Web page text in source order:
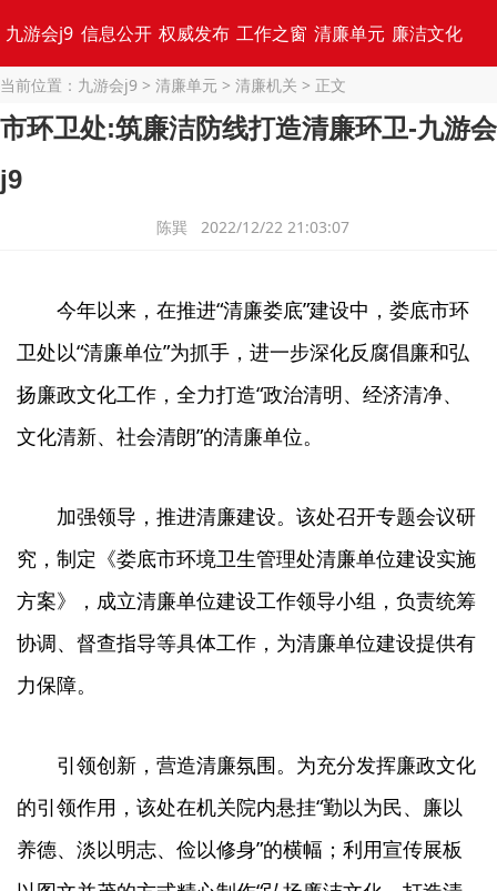
九游会j9 信息公开 权威发布 工作之窗 清廉单元 廉洁文化
专题集锦
当前位置： 九游会j9 > 清廉单元 > 清廉机关 > 正文
市环卫处:筑廉洁防线打造清廉环卫-九游会
j9
陈巽 2022/12/22 21:03:07
今年以来，在推进“清廉娄底”建设中，娄底市环
卫处以“清廉单位”为抓手，进一步深化反腐倡廉和弘
扬廉政文化工作，全力打造“政治清明、经济清净、
文化清新、社会清朗”的清廉单位。
加强领导，推进清廉建设。该处召开专题会议研
究，制定《娄底市环境卫生管理处清廉单位建设实施
方案》，成立清廉单位建设工作领导小组，负责统筹
协调、督查指导等具体工作，为清廉单位建设提供有
力保障。
引领创新，营造清廉氛围。为充分发挥廉政文化
的引领作用，该处在机关院内悬挂“勤以为民、廉以
养德、淡以明志、俭以修身”的横幅；利用宣传展板